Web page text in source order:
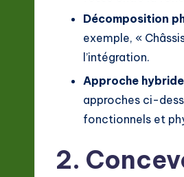
Décomposition
exemple, «
l’intégration.
Approche
approches ci-
fonctionnels et
2.